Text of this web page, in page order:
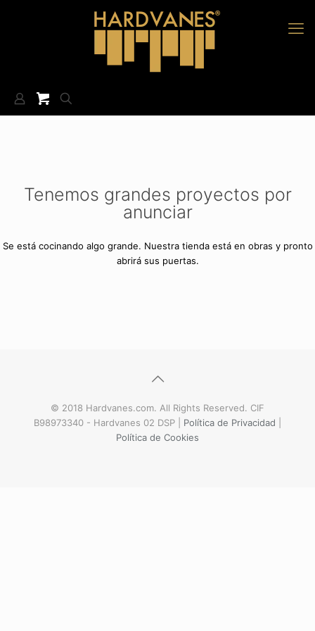
Tenemos grandes proyectos por
anunciar
Se está cocinando algo grande. Nuestra tienda está en obras y pronto
abrirá sus puertas.
© 2018 Hardvanes.com. All Rights Reserved. CIF
B98973340 - Hardvanes 02 DSP | Política de Privacidad
Política de Cookies